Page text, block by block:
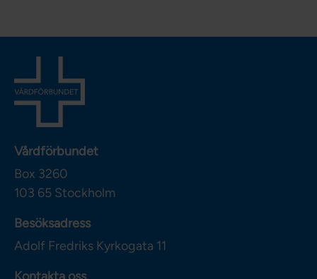
Vårdförbundet
Box 3260
103 65 Stockholm
Besöksadress
Adolf Fredriks Kyrkogata 11